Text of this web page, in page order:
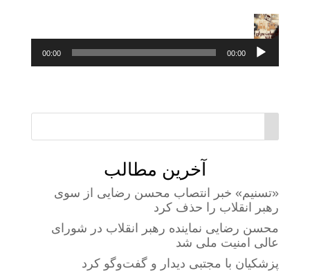
پخش‌کننده
صوت
00:00
00:00
آخرین مطالب
«تسنیم» خبر انتصاب محسن رضایی از سوی
رهبر انقلاب را حذف کرد
محسن رضایی نماینده رهبر انقلاب در شورای
عالی امنیت ملی شد
پزشکیان با مجتبی دیدار و گفت‌وگو کرد